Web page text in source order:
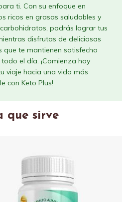
ti. Con su enfoque en
ricos en grasas saludables y
podrás lograr tus
disfrutas de deliciosas
que te mantienen satisfecho
el día. ¡Comienza hoy
viaje hacia una vida más
con Keto Plus!
que sirve